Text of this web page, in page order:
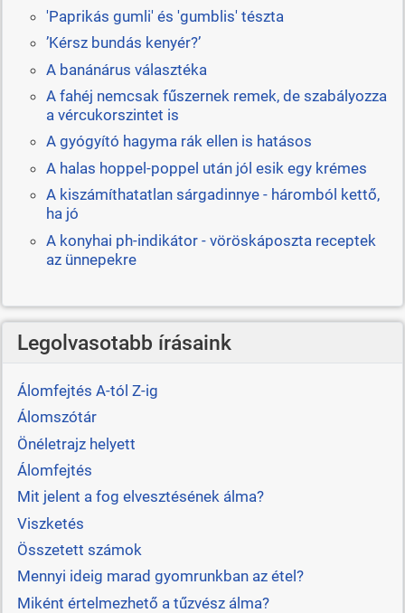
'Paprikás gumli' és 'gumblis' tészta
’Kérsz bundás kenyér?’
A banánárus választéka
A fahéj nemcsak fűszernek remek, de szabályozza
a vércukorszintet is
A gyógyító hagyma rák ellen is hatásos
A halas hoppel-poppel után jól esik egy krémes
A kiszámíthatatlan sárgadinnye - háromból kettő,
ha jó
A konyhai ph-indikátor - vöröskáposzta receptek
az ünnepekre
Legolvasotabb írásaink
Álomfejtés A-tól Z-ig
Álomszótár
Önéletrajz helyett
Álomfejtés
Mit jelent a fog elvesztésének álma?
Viszketés
Összetett számok
Mennyi ideig marad gyomrunkban az étel?
Miként értelmezhető a tűzvész álma?